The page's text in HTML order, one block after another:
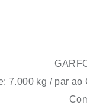
7.000 kg / par ao